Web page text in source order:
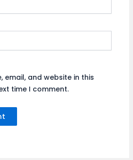
email, and website in this
time I comment.